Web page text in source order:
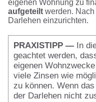
eigenen Wohnung zu
aufgeteiltwerden. Nach
Darlehen einzurichten.
PRAXISTIPP — In
geachtet werden,
eigenen
viele Zinsen wie
zu können. Wenn
der Darlehen nicht